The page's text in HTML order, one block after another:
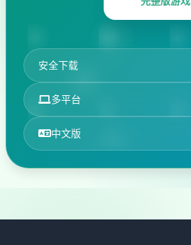
安全下载
多平台
中文版